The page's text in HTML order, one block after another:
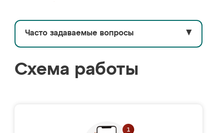
Часто задаваемые вопросы ▼
Схема работы